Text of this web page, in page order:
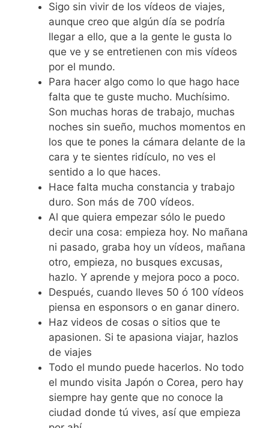
Sigo sin vivir de los vídeos de viajes,
aunque creo que algún día se podría
llegar a ello, que a la gente le gusta lo
que ve y se entretienen con mis vídeos
por el mundo.
Para hacer algo como lo que hago hace
falta que te guste mucho. Muchísimo.
Son muchas horas de trabajo, muchas
noches sin sueño, muchos momentos en
los que te pones la cámara delante de la
cara y te sientes ridículo, no ves el
sentido a lo que haces.
Hace falta mucha constancia y trabajo
duro. Son más de 700 vídeos.
Al que quiera empezar sólo le puedo
decir una cosa: empieza hoy. No mañana
ni pasado, graba hoy un vídeos, mañana
otro, empieza, no busques excusas,
hazlo. Y aprende y mejora poco a poco.
Después, cuando lleves 50 ó 100 vídeos
piensa en esponsors o en ganar dinero.
Haz videos de cosas o sitios que te
apasionen. Si te apasiona viajar, hazlos
de viajes
Todo el mundo puede hacerlos. No todo
el mundo visita Japón o Corea, pero hay
siempre hay gente que no conoce la
ciudad donde tú vives, así que empieza